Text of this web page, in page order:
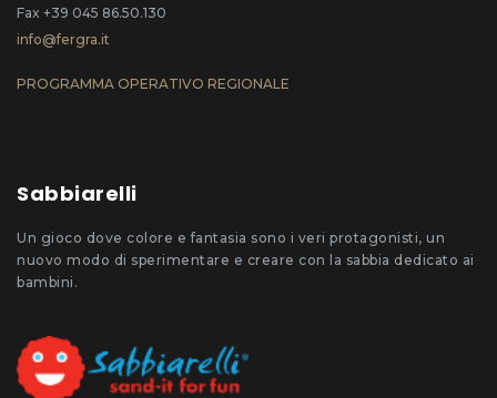
Fax +39 045 86.50.130
info@fergra.it
PROGRAMMA OPERATIVO REGIONALE
Sabbiarelli
Un gioco dove colore e fantasia sono i veri protagonisti, un
nuovo modo di sperimentare e creare con la sabbia dedicato ai
bambini.